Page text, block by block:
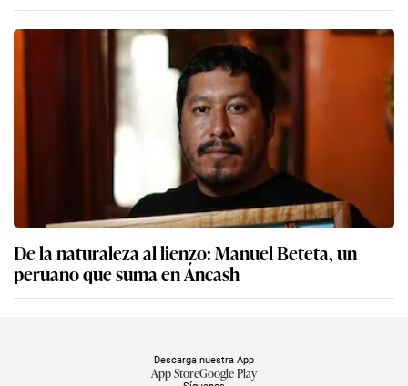
De la naturaleza al lienzo: Manuel Beteta, un
peruano que suma en Áncash
Descarga nuestra App
App StoreGoogle Play